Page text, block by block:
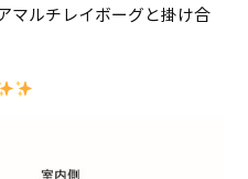
ルチレイボーグと掛け合